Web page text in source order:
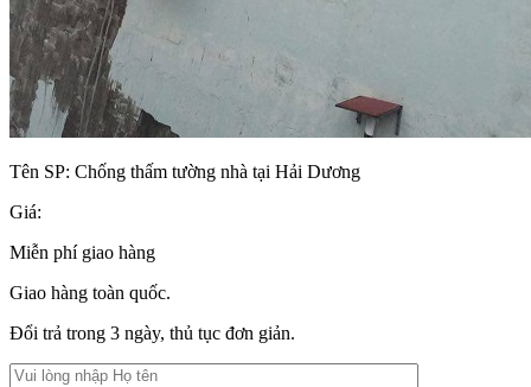
Tên SP: Chống thấm tường nhà tại Hải Dương
Giá:
Miễn phí giao hàng
Giao hàng toàn quốc.
Đổi trả trong 3 ngày, thủ tục đơn giản.